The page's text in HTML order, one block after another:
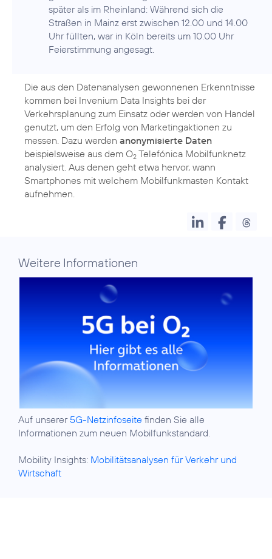
später als im Rheinland: Während sich die
Straßen in Mainz erst zwischen 12.00 und 14.00
Uhr füllten, war in Köln bereits um 10.00 Uhr
Feierstimmung angesagt.
Die aus den Datenanalysen gewonnenen Erkenntnisse
kommen bei Invenium Data Insights bei der
Verkehrsplanung zum Einsatz oder werden von Handel
genutzt, um den Erfolg von Marketingaktionen zu
messen. Dazu werden anonymisierte Daten
beispielsweise aus dem O2 Telefónica Mobilfunknetz
analysiert. Aus denen geht etwa hervor, wann
Smartphones mit welchem Mobilfunkmasten Kontakt
aufnehmen.
Weitere Informationen
Auf unserer 5G-Netzinfoseite finden Sie alle
Informationen zum neuen Mobilfunkstandard.
Mobility Insights: Mobilitätsanalysen für Verkehr und
Wirtschaft